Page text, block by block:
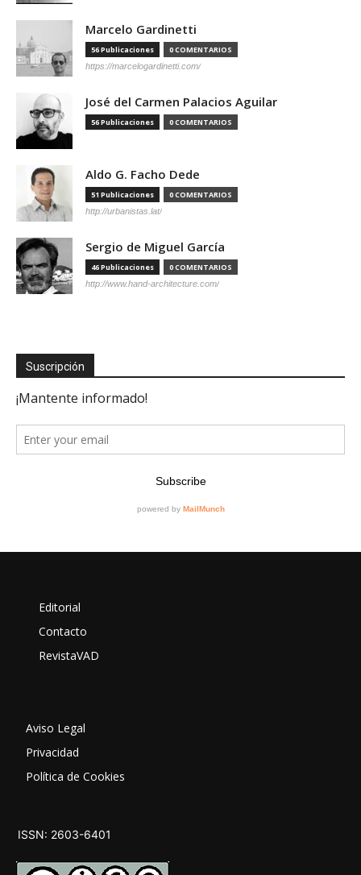
Marcelo Gardinetti
56 Publicaciones 0 COMENTARIOS
https://marcelogardinetti.com/
José del Carmen Palacios Aguilar
56 Publicaciones 0 COMENTARIOS
Aldo G. Facho Dede
51 Publicaciones 0 COMENTARIOS
http://urbanistas.lat/
Sergio de Miguel García
46 Publicaciones 0 COMENTARIOS
http://www.hand-architecture.com/
Suscripción
Editorial
Contacto
RevistaVAD
Aviso Legal
Privacidad
Política de Cookies
ISSN: 2603-6401